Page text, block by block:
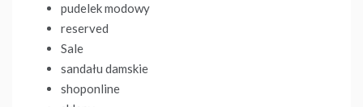
pudelek modowy
reserved
Sale
sandału damskie
shoponline